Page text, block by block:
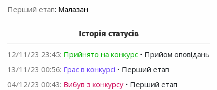
Перший етап: Малазан
Історія статусів
12/11/23 23:45: Прийнято на конкурс • Прийом оповідань
13/11/23 00:56: Грає в конкурсі • Перший етап
04/12/23 00:43: Вибув з конкурсу • Перший етап